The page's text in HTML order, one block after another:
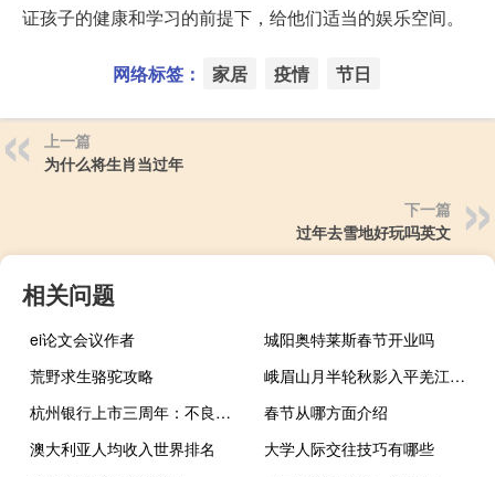
证孩子的健康和学习的前提下，给他们适当的娱乐空间。
网络标签： 家居 疫情 节日
上一篇
为什么将生肖当过年
下一篇
过年去雪地好玩吗英文
相关问题
ei论文会议作者
城阳奥特莱斯春节开业吗
荒野求生骆驼攻略
峨眉山月半轮秋影入平羌江水流的诗意（峨眉山月半轮秋 影入平羌江水流）
杭州银行上市三周年：不良率连降十季度，今年前三季盈利超两成增长
春节从哪方面介绍
澳大利亚人均收入世界排名
大学人际交往技巧有哪些